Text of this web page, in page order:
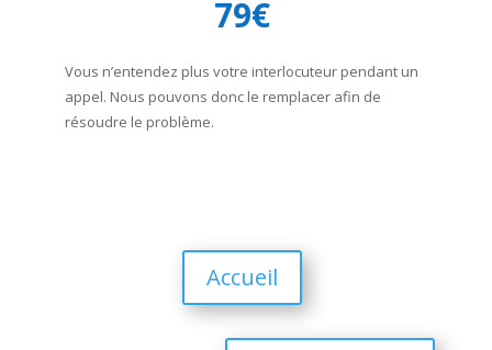
79€
Vous n’entendez plus votre interlocuteur pendant un
appel. Nous pouvons donc le remplacer afin de
résoudre le problème.
Accueil